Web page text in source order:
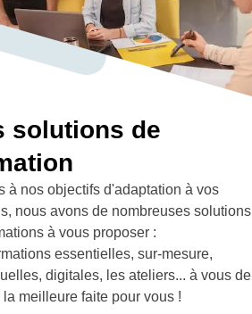
solutions de
à nos objectifs d'adaptation à vos
nous avons de nombreuses solutions
à vous proposer :
essentielles, sur-mesure,
digitales, les ateliers... à vous de
meilleure faite pour vous !